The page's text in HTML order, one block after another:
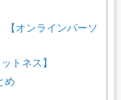
【オンラインパーソ
トネス】
め